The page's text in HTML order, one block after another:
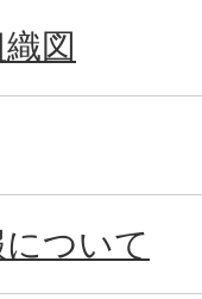
図
ついて